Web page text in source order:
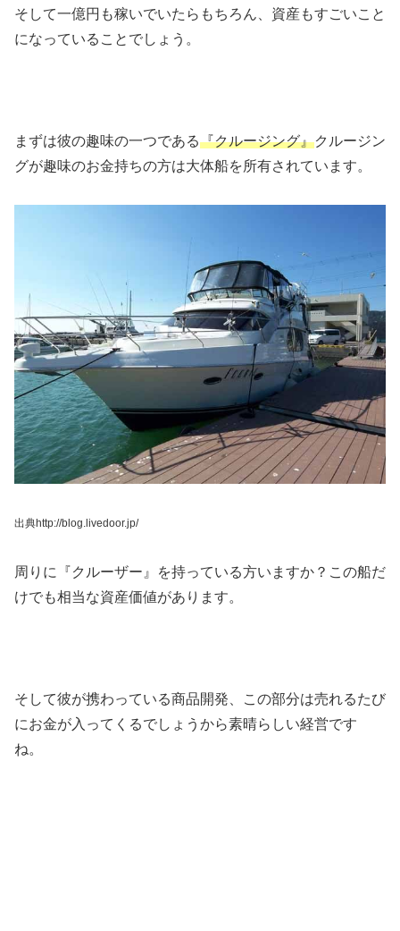
そして一億円も稼いでいたらもちろん、資産もすごいこと
になっていることでしょう。
まずは彼の趣味の一つである『クルージング』クルージン
グが趣味のお金持ちの方は大体船を所有されています。
出典http://blog.livedoor.jp/
周りに『クルーザー』を持っている方いますか？ この船だ
けでも相当な資産価値があります。
そして彼が携わっている商品開発、この部分は売れるたび
にお金が入ってくるでしょうから素晴らしい経営です
ね。